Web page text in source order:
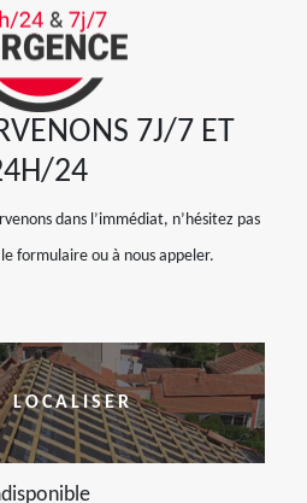
7J/7 ET
24
dans l’immédiat, n’hésitez pas
formulaire ou à nous appeler.
LOCALISER